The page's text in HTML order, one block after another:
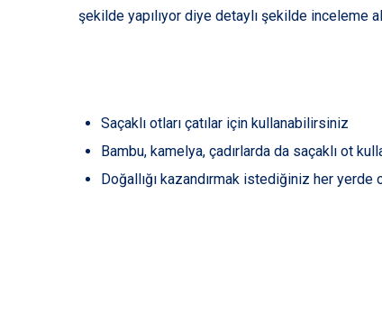
şekilde yapılıyor diye detaylı şekilde inceleme
Saçaklı otları çatılar için kullanabilirsiniz
Bambu, kamelya, çadırlarda da saçaklı ot
Doğallığı kazandırmak istediğiniz her